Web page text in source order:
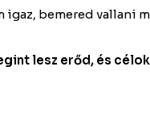
bemered vallani
lesz erőd, és